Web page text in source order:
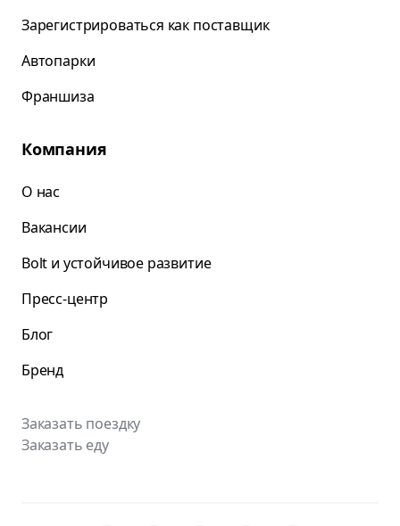
Зарегистрироваться как поставщик
Автопарки
Франшиза
Компания
О нас
Вакансии
Bolt и устойчивое развитие
Пресс-центр
Блог
Бренд
Заказать поездку
Заказать еду